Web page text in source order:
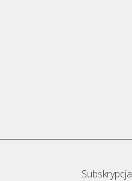
Subskrypcja